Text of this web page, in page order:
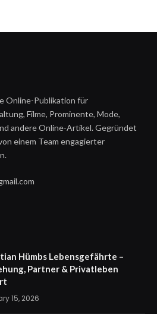
Online-Publikation für
Filme, Prominente, Mode,
andere Online-Artikel. Gegründet
einem Team engagierter
Hümbs Lebensgefährte –
Partner & Privatleben
15, 2026